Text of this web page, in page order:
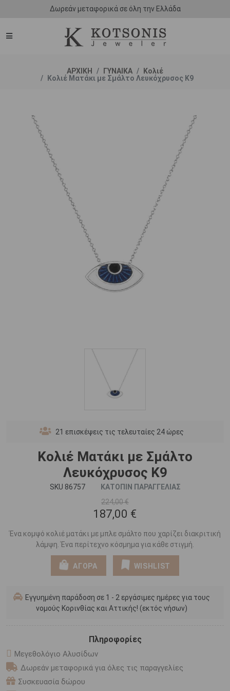
Δωρεάν μεταφορικά σε όλη την Ελλάδα
ΑΡΧΙΚΗ ΓΥΝΑΙΚΑ
Κολιέ
Κολιέ Ματάκι με Σμάλτο Λευκόχρυσος K9
21 επισκέψεις τις τελευταίες 24 ώρες
Κολιέ Ματάκι με Σμάλτο
Λευκόχρυσος K9
SKU 86757
ΚΑΤΟΠΙΝ ΠΑΡΑΓΓΕΛΙΑΣ
224,00 €
187,00 €
Ένα κομψό κολιέ ματάκι με μπλε σμάλτο που χαρίζει διακριτική
λάμψη. Ένα περίτεχνο κόσμημα για κάθε στιγμή.
ΑΓΟΡΑ WISHLIST
Εγγυημένη παράδοση σε 1 - 2 εργάσιμες ημέρες για τους
νομούς Κορινθίας και Αττικής! (εκτός νήσων)
Πληροφορίες
Μεγεθολόγιο Αλυσίδων
Δωρεάν μεταφορικά για όλες τις παραγγελίες
Συσκευασία δώρου